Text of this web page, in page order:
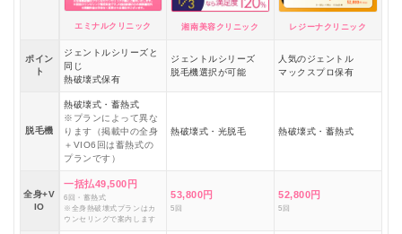
エミナルクリニック 湘南美容クリニック レジーナクリニック
ポイン
ト
ジェントルシリーズと
同じ
熱破壊式保有
ジェントルシリーズ
脱毛機選択が可能
人気のジェントル
マックスプロ保有
脱毛機
熱破壊式・蓄熱式
※プランによって異な
ります（掲載中の全身
＋VIO6回は蓄熱式の
プランです）
熱破壊式・光脱毛 熱破壊式・蓄熱式
全身+V
IO
一括払49,500円
6回・蓄熱式
※全身熱破壊式プランはカ
ウンセリングで案内します
53,800円
5回
52,800円
5回